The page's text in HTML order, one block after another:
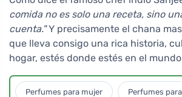
comida no es solo una receta, sino
cuenta."Y precisamente el chana
que lleva consigo una rica historia,
hogar, estés donde estés en el
Perfumes para mujer Perfumes